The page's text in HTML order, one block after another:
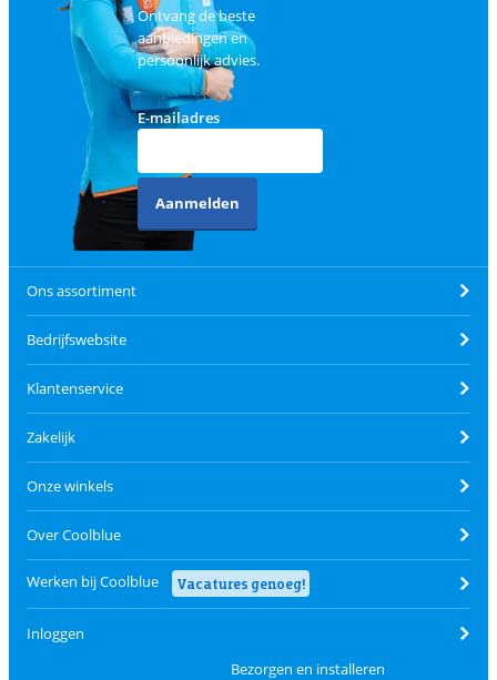
Ontvang de beste
aanbiedingen en
persoonlijk advies.
E-mailadres
Aanmelden
Ons assortiment
Bedrijfswebsite
Klantenservice
Zakelijk
Onze winkels
Over Coolblue
Werken bij Coolblue Vacatures genoeg!
Inloggen
Bezorgen en installeren